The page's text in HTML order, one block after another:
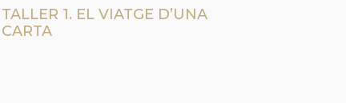
TALLER 1. EL VIATGE D’UNA
CARTA